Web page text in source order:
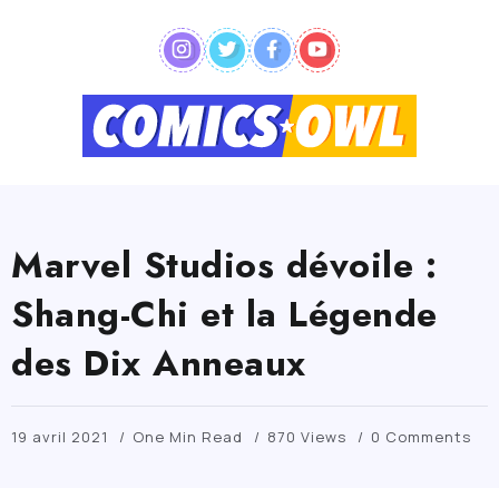
Marvel Studios dévoile :
Shang-Chi et la Légende
des Dix Anneaux
19 avril 2021 One Min Read 870 Views 0 Comments